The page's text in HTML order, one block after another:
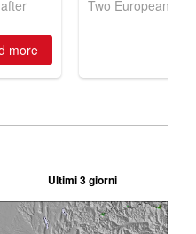
Ultimi 3 giorni